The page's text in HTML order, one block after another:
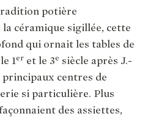
potière
céramique sigillée, cette
qui ornait les tables de
1er et le 3e siècle après J.-
principaux centres de
si particulière. Plus
des assiettes,